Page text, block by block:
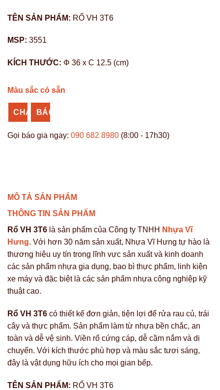
TÊN SẢN PHẨM: RỔ VH 3T6
MSP: 3551
KÍCH THƯỚC: Φ 36 x C 12.5 (cm)
Màu sắc có sẵn
CHAT
ZALO
BÁO
GIÁ
Gọi báo giá ngay: 090 682 8980 (8:00 - 17h30)
MÔ TẢ SẢN PHẨM
THÔNG TIN SẢN PHẨM
Rổ VH 3T6 là sản phẩm của Công ty TNHH Nhựa Vĩ
Hưng. Với hơn 30 năm sản xuất, Nhựa Vĩ Hưng tự hào là
thương hiệu uy tín trong lĩnh vực sản xuất và kinh doanh
các sản phẩm nhựa gia dụng, bao bì thực phẩm, linh kiện
xe máy và đặc biệt là các sản phẩm nhựa công nghiệp kỹ
thuật cao.
Rổ VH 3T6 có thiết kế đơn giản, tiện lợi để rửa rau củ, trái
cây và thực phẩm. Sản phẩm làm từ nhựa bền chắc, an
toàn và dễ vệ sinh. Viền rổ cứng cáp, dễ cầm nắm và di
chuyển. Với kích thước phù hợp và màu sắc tươi sáng,
đây là vật dụng hữu ích cho mọi gian bếp.
TÊN SẢN PHẨM: RỔ VH 3T6